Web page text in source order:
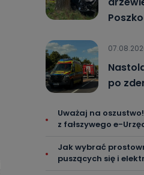
po
Uważaj na
z fałszywego e-
Jak wybrać
puszących się i